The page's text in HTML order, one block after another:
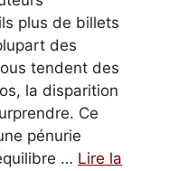
plus de billets
des
tendent des
la disparition
Ce
pénurie
… Lire la